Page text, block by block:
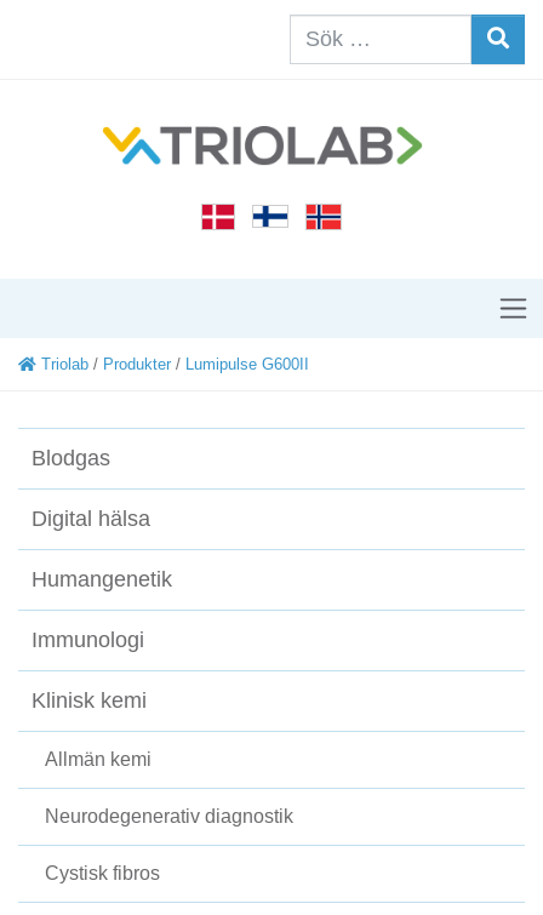
Triolab / Produkter / Lumipulse G600II
Blodgas
Digital hälsa
Humangenetik
Immunologi
Klinisk kemi
Allmän kemi
Neurodegenerativ diagnostik
Cystisk fibros